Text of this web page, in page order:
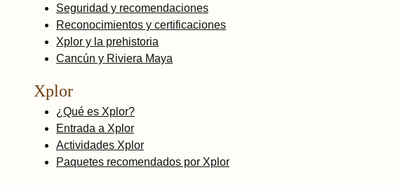
Seguridad y recomendaciones
Reconocimientos y certificaciones
Xplor y la prehistoria
Cancún y Riviera Maya
Xplor
¿Qué es Xplor?
Entrada a Xplor
Actividades Xplor
Paquetes recomendados por Xplor